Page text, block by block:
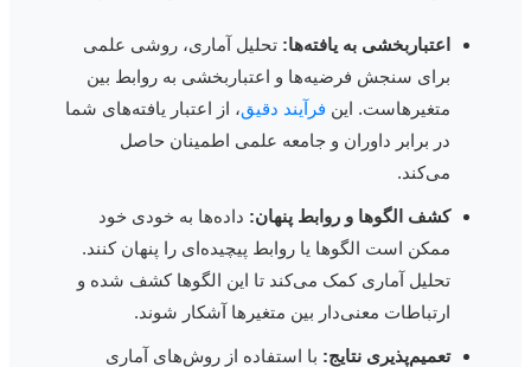
اعتباربخشی به یافته‌ها:تحلیل آماری، روشی علمی
برای سنجش فرضیه‌ها و اعتباربخشی به روابط بین
متغیرهاست. اینفرآیند دقیق ، از اعتبار یافته‌های شما
در برابر داوران و جامعه علمی اطمینان حاصل
می‌کند.
کشف الگوها و روابط پنهان:داده‌ها به خودی خود
ممکن است الگوها یا روابط پیچیده‌ای را پنهان کنند.
تحلیل آماری کمک می‌کند تا این الگوها کشف شده و
ارتباطات معنی‌دار بین متغیرها آشکار شوند.
تعمیم‌پذیری نتایج:با استفاده از روش‌های آماری